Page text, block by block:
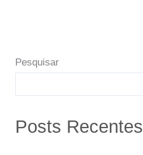
Pesquisar
Posts Recentes